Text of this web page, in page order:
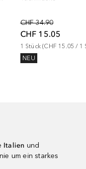
CHF 34.90
CHF 15.05
1 Stück (CHF 15.05 / 1
NEU
Italien und
um ein starkes